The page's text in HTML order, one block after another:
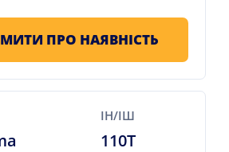
ПРО НАЯВНІСТЬ
ІН/ІШ
110T